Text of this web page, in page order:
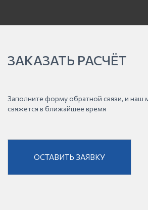
ЗАКАЗАТЬ РАСЧЁТ
Заполните форму обратной связи, и
свяжется в ближайшее время
ОСТАВИТЬ ЗАЯВКУ